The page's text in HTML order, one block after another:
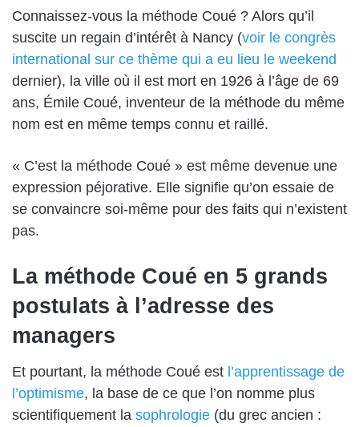
Connaissez-vous la méthode Coué ? Alors qu’il
suscite un regain d’intérêt à Nancy (voir le congrès
international sur ce thème qui a eu lieu le weekend
dernier), la ville où il est mort en 1926 à l’âge de 69
ans, Émile Coué, inventeur de la méthode du même
nom est en même temps connu et raillé.
« C’est la méthode Coué » est même devenue une
expression péjorative. Elle signifie qu’on essaie de
se convaincre soi-même pour des faits qui n’existent
pas.
La méthode Coué en 5 grands
postulats à l’adresse des
managers
Et pourtant, la méthode Coué est l’apprentissage de
l’optimisme, la base de ce que l’on nomme plus
scientifiquement la sophrologie (du grec ancien :